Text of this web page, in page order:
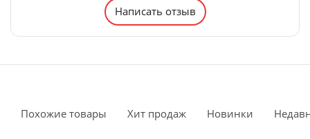
Написать отзыв
Похожие товары Хит продаж Новинки